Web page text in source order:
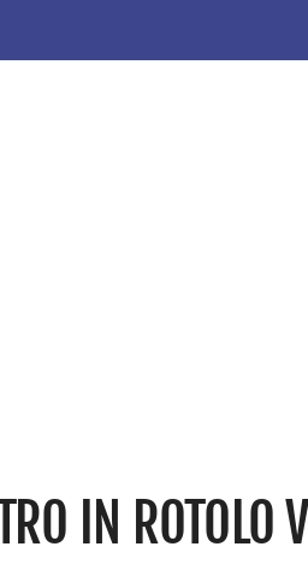
IN ROTOLO